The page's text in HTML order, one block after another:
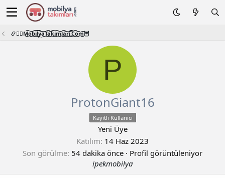
📿🧙‍♂️M͜͡o͜͡b͜͡i͜͡l͜͡y͜͡a͜͡T͜͡a͜͡k͜͡i͜͡m͜͡l͜͡a͜͡r͜͡i͜͡.͜͡C͜͡o͜͡m͜͡🦉
P
ProtonGiant16
Kayıtlı Kullanıcı
Yeni Üye
Katılım 14 Haz 2023
Son görülme 54 dakika önce · Profil görüntüleniyor
ipekmobilya